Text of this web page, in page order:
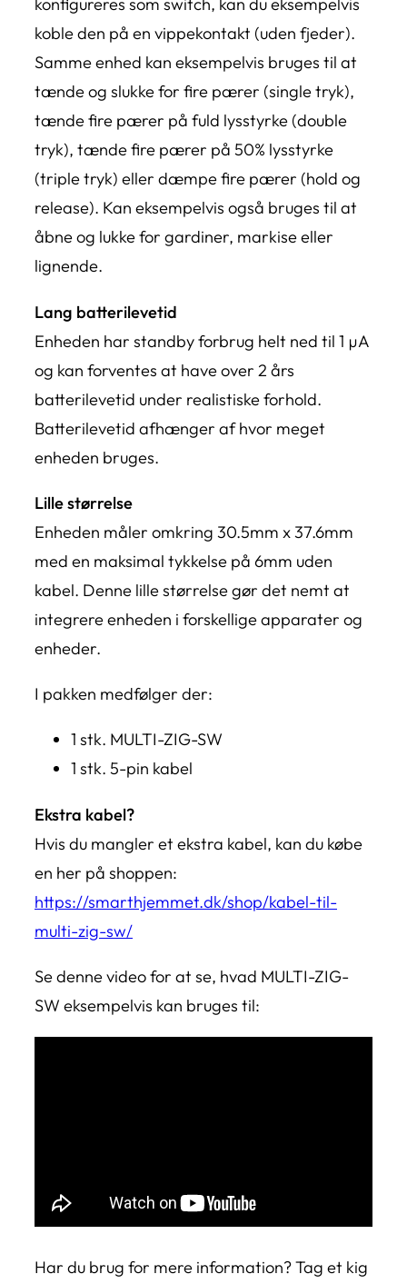
konfigureres som switch, kan du eksempelvis
koble den på en vippekontakt (uden fjeder).
Samme enhed kan eksempelvis bruges til at
tænde og slukke for fire pærer (single tryk),
tænde fire pærer på fuld lysstyrke (double
tryk), tænde fire pærer på 50% lysstyrke
(triple tryk) eller dæmpe fire pærer (hold og
release). Kan eksempelvis også bruges til at
åbne og lukke for gardiner, markise eller
lignende.
Lang batterilevetid
Enheden har standby forbrug helt ned til 1 µA
og kan forventes at have over 2 års
batterilevetid under realistiske forhold.
Batterilevetid afhænger af hvor meget
enheden bruges.
Lille størrelse
Enheden måler omkring 30.5mm x 37.6mm
med en maksimal tykkelse på 6mm uden
kabel. Denne lille størrelse gør det nemt at
integrere enheden i forskellige apparater og
enheder.
I pakken medfølger der:
1 stk. MULTI-ZIG-SW
1 stk. 5-pin kabel
Ekstra kabel?
Hvis du mangler et ekstra kabel, kan du købe
en her på shoppen:
https://smarthjemmet.dk/shop/kabel-til-
multi-zig-sw/
Se denne video for at se, hvad MULTI-ZIG-
SW eksempelvis kan bruges til:
Har du brug for mere information? Tag et kig